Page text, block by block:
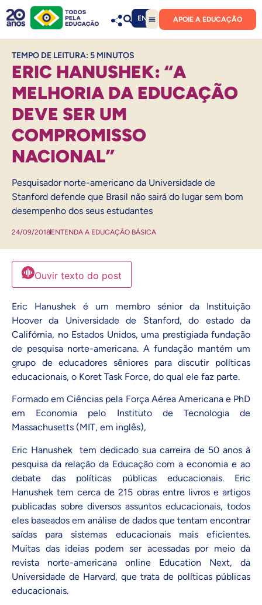
EN APOIE A EDUCAÇÃO
TEMPO DE LEITURA: 5 MINUTOS
ERIC HANUSHEK: “A
MELHORIA DA EDUCAÇÃO
DEVE SER UM
COMPROMISSO
NACIONAL”
Pesquisador norte-americano da Universidade de
Stanford defende que Brasil não sairá do lugar sem bom
desempenho dos seus estudantes
24/09/2018ENTENDA A EDUCAÇÃO BÁSICA
Ouvir texto do post
Eric Hanushek é um membro sénior da Instituição
Hoover da Universidade de Stanford, do estado da
Califórnia, no Estados Unidos, uma prestigiada fundação
de pesquisa norte-americana. A fundação mantém um
grupo de educadores sêniores para discutir políticas
educacionais, o Koret Task Force, do qual ele faz parte.
Formado em Ciências pela Força Aérea Americana e PhD
em Economia pelo Instituto de Tecnologia de
Massachusetts (MIT, em inglês),
Eric Hanushek tem dedicado sua carreira de 50 anos à
pesquisa da relação da Educação com a economia e ao
debate das políticas públicas educacionais. Eric
Hanushek tem cerca de 215 obras entre livros e artigos
publicadas sobre diversos assuntos educacionais, todos
eles baseados em análise de dados que tentam encontrar
saídas para sistemas educacionais mais eficientes.
Muitas das ideias podem ser acessadas por meio da
revista norte-americana online Education Next, da
Universidade de Harvard, que trata de políticas públicas
educacionais.